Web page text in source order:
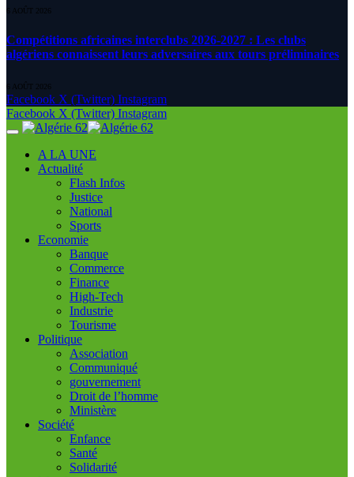
6 AOÛT 2026
Compétitions africaines interclubs 2026-2027 : Les clubs
algériens connaissent leurs adversaires aux tours préliminaires
6 AOÛT 2026
Facebook X (Twitter) Instagram
Facebook X (Twitter) Instagram
A LA UNE
Actualité
Flash Infos
Justice
National
Sports
Economie
Banque
Commerce
Finance
High-Tech
Industrie
Tourisme
Politique
Association
Communiqué
gouvernement
Droit de l’homme
Ministère
Société
Enfance
Santé
Solidarité